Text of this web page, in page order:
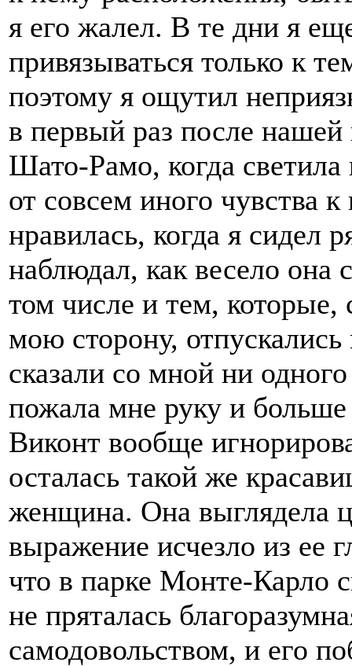
я его жалел. В те дни я
привязываться только к
поэтому я ощутил
в первый раз после нашей
Шато-Рамо, когда светила
от совсем иного чувства
нравилась, когда я сидел
наблюдал, как весело она
том числе и тем, которые,
мою сторону,
сказали со мной ни
пожала мне руку и
Виконт вообще
осталась такой же
женщина. Она выглядела
выражение исчезло из ее
что в парке Монте-Карло
не пряталась
самодовольством, и его